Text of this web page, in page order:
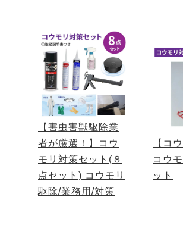
【害虫害獣駆除業
者が厳選！】コウ
モリ対策セット(８
点セット) コウモリ
駆除/業務用/対策
【コ
コウ
ット